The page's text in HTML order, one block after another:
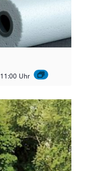
11:00 Uhr